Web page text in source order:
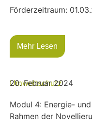
Förderzeitraum:
Mehr Lesen
Umweltschutz
20. Februar 2024
Modul 4: Energie-
Rahmen der